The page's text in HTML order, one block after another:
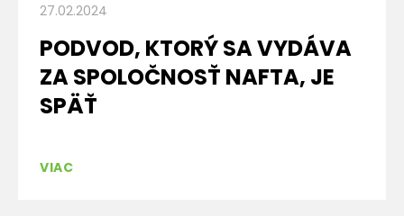
27.02.2024
PODVOD, KTORÝ SA VYDÁVA
ZA SPOLOČNOSŤ NAFTA, JE
SPÄŤ
VIAC